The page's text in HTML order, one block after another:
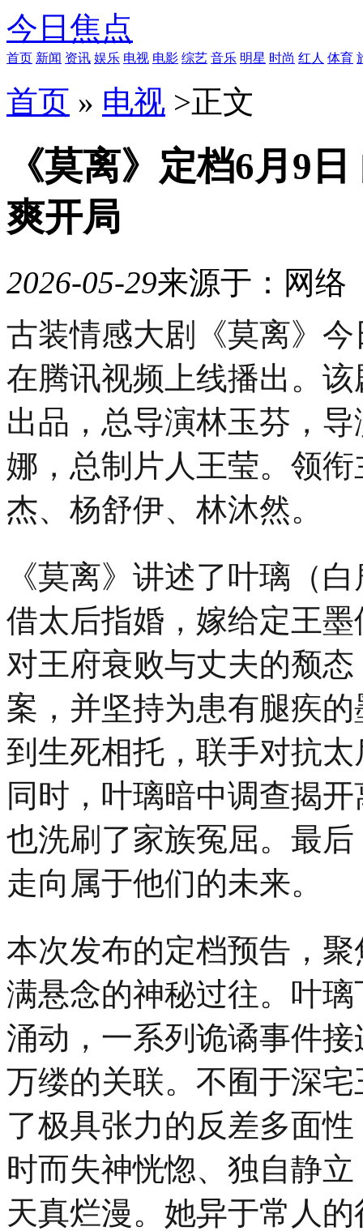
今日焦点
首页 新闻 资讯 娱乐 电视 电影 综艺 音乐 明星 时尚 红人 体育
首页 » 电视 >正文
《莫离》定档6月9
爽开局
2026-05-29来源于：网络
月
21
19
时
分，
「势
起
东
时
尚
帛
奖
31
届
中
国
国
际
青
设
计
师
大
赛
赛
在
杭
州
城
德
寿
宫
隆
重
举
行。
穿
千
年
古装情感大剧《莫离》
在腾讯视频上线播出。
出品，总导演林玉芬，
娜，总制片人王莹。领
杰、杨舒伊、林沐然。
《莫离》讲述了叶璃（
借太后指婚，嫁给定王
对王府衰败与丈夫的颓
案，并坚持为患有腿疾
到生死相托，联手对抗
同时，叶璃暗中调查揭
也洗刷了家族冤屈。最
走向属于他们的未来。
本次发布的定档预告，
满悬念的神秘过往。叶
涌动，一系列诡谲事件
万缕的关联。不囿于深
了极具张力的反差多面
时而失神恍惚、独自静
天真烂漫。她异于常人